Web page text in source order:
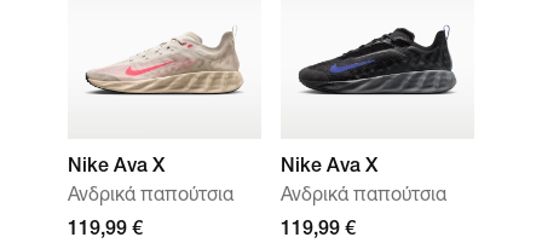
Nike Ava X
Ανδρικά παπούτσια
119,99 €
Nike Ava X
Ανδρικά παπούτσια
119,99 €